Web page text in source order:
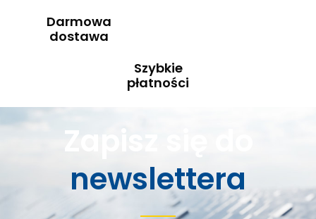
Darmowa
dostawa
Szybkie
płatności
Zapisz się do
newslettera